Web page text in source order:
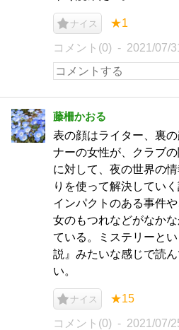
ナイス ★1
コメント(0) 2021/07/31
藤柵かおる
表の顔はライター、裏
ナーの女性が、クラブ
に対して、夜の世界の
りを使って解決してい
インパクトのある事件
女のもつれなどがなか
ている。ミステリーと
説』みたいな感じで読
い。
ナイス ★15
コメント(0) 2021/07/